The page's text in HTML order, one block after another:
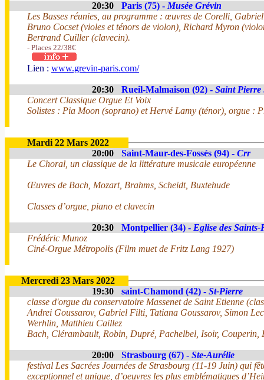
20:30 Paris (75) - Musée Grévin
Les Basses réunies, au programme : œuvres de Corelli,
Bruno Cocset (violes et ténors de violon), Richard Myron
Bertrand Cuiller (clavecin).
- Places 22/38€
Lien : www.grevin-paris.com/
20:30 Rueil-Malmaison (92) - Saint Pierre
Concert Classique Orgue Et Voix
Solistes : Pia Moon (soprano) et Hervé Lamy (ténor), orgue :
Mardi 22 Mars 2022
20:00
Saint-Maur-des-Fossés (94) - Crr
Le Choral, un classique de la littérature musicale européenne
Œuvres de Bach, Mozart, Brahms, Scheidt, Buxtehude
Classes d’orgue, piano et clavecin
20:30 Montpellier (34) - Eglise des
Frédéric Munoz
Ciné-Orgue Métropolis (Film muet de Fritz Lang 1927)
Mercredi 23 Mars 2022
19:30
saint-Chamond (42) - St-Pierre
classe d'orgue du conservatoire Massenet de Saint Etienne
Andrei Goussarov, Gabriel Filti, Tatiana Goussarov, Simon
Werhlin, Matthieu Caillez
Bach, Clérambault, Robin, Dupré, Pachelbel, Isoir, Couperin,
20:00 Strasbourg (67) - Ste-Aurélie
festival Les Sacrées Journées de Strasbourg (11-19 Juin) qui
exceptionnel et unique, d’oeuvres les plus emblématiques